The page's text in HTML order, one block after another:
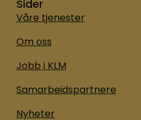
Sider
Våre tjenester
Om oss
Jobb i KLM
Samarbeidspartnere
Nyheter